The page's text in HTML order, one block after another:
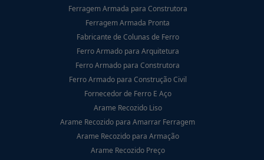
Ferragem Armada para Construtora
Ferragem Armada Pronta
Fabricante de Colunas de Ferro
Ferro Armado para Arquitetura
Ferro Armado para Construtora
Ferro Armado para Construção Civil
Fornecedor de Ferro E Aço
Arame Recozido Liso
Arame Recozido para Amarrar Ferragem
Arame Recozido para Armação
Arame Recozido Preço